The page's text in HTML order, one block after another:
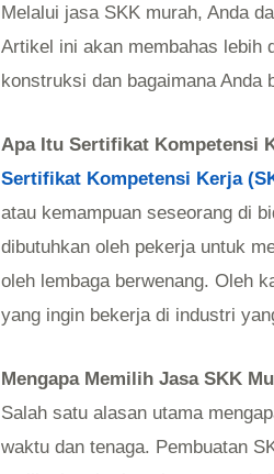
Melalui jasa SKK murah, Anda
Artikel ini akan membahas lebih
konstruksi dan bagaimana Anda
Apa Itu Sertifikat Kompetensi
Sertifikat Kompetensi Kerja
atau kemampuan seseorang di
dibutuhkan oleh pekerja untuk
oleh lembaga berwenang. Oleh
yang ingin bekerja di industri
Mengapa Memilih Jasa SKK
Salah satu alasan utama
waktu dan tenaga. Pembuatan